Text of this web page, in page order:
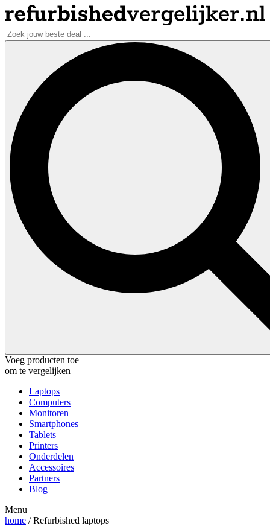
Voeg producten toe
om te vergelijken
Laptops
Computers
Monitoren
Smartphones
Tablets
Printers
Onderdelen
Accessoires
Partners
Blog
Menu
home / Refurbished laptops